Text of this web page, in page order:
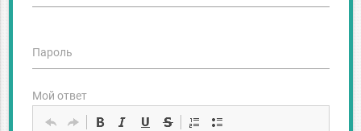
Пароль
Мой ответ